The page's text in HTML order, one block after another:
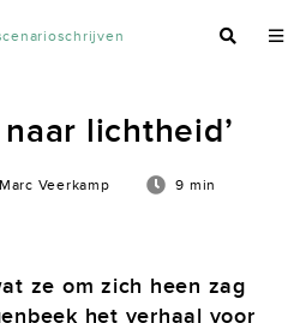
lichtheid’
Marc Veerkamp 9 min
ze om zich heen zag
het verhaal voor